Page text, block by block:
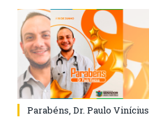
Parabéns, Dr. Paulo Vinícius